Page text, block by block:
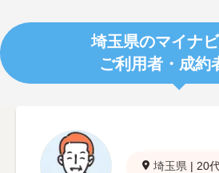
埼玉県のマイナ
ご利用者・成約
埼玉県 | 20